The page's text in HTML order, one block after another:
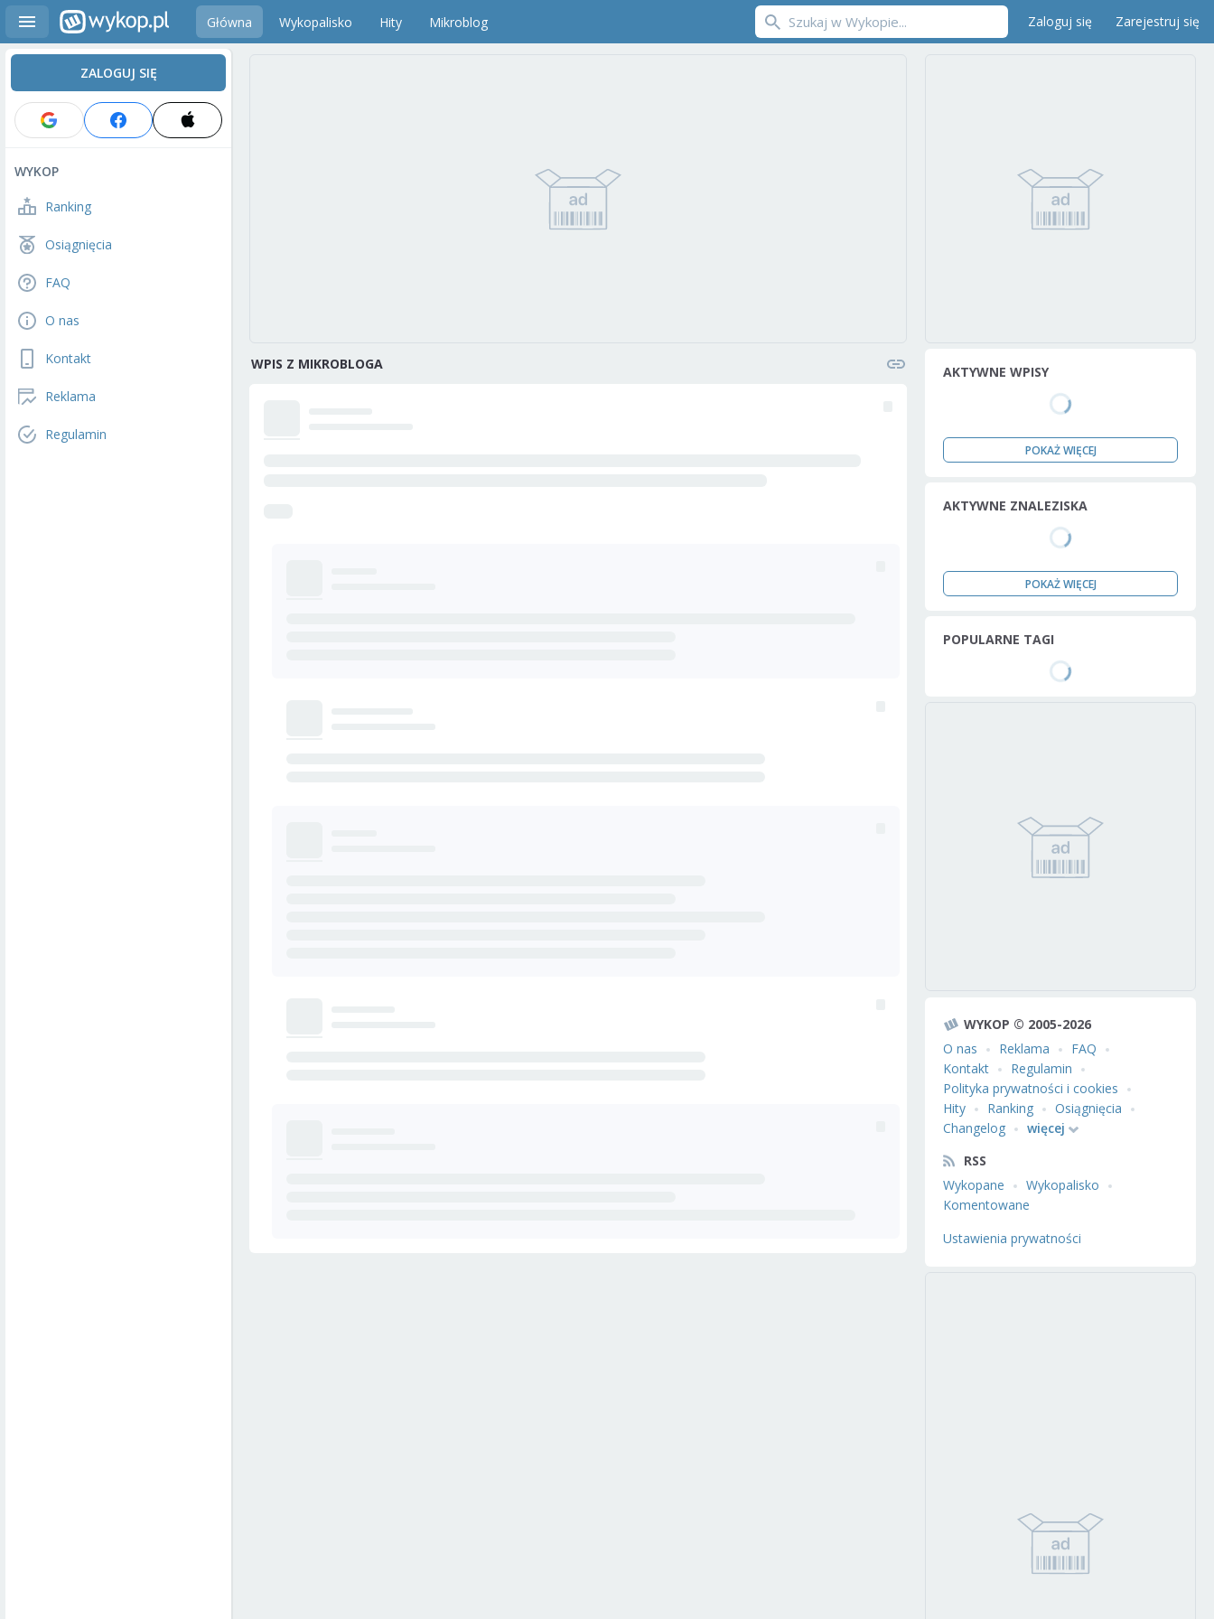
Główna Wykopalisko Hity Mikroblog Zaloguj się Zarejestruj się
ZALOGUJ SIĘ
WYKOP
Ranking
Osiągnięcia
FAQ
O nas
Kontakt
Reklama
Regulamin
WPIS Z MIKROBLOGA AKTYWNE WPISY
POKAŻ WIĘCEJ
AKTYWNE ZNALEZISKA
POKAŻ WIĘCEJ
POPULARNE TAGI
WYKOP © 2005-2026
O nas
Reklama
FAQ
Kontakt
Regulamin
Polityka prywatności i cookies
Hity
Ranking
Osiągnięcia
Changelog
więcej
RSS
Wykopane
Wykopalisko
Komentowane
Ustawienia prywatności